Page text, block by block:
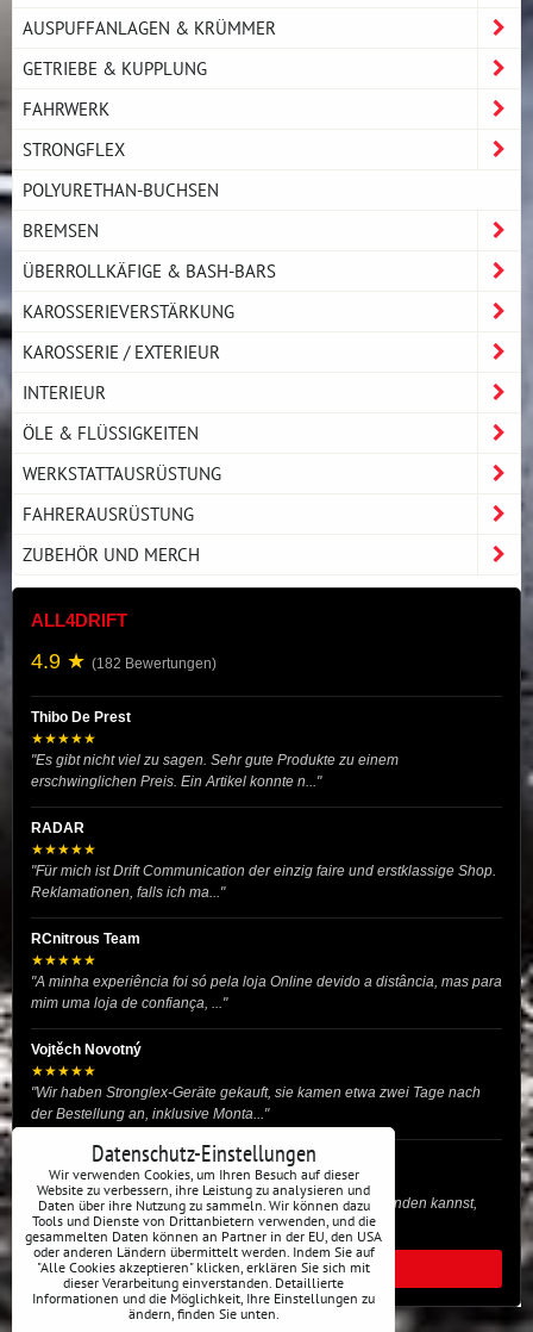
AUSPUFFANLAGEN & KRÜMMER
GETRIEBE & KUPPLUNG
FAHRWERK
STRONGFLEX
POLYURETHAN-BUCHSEN
BREMSEN
ÜBERROLLKÄFIGE & BASH-BARS
KAROSSERIEVERSTÄRKUNG
KAROSSERIE / EXTERIEUR
INTERIEUR
ÖLE & FLÜSSIGKEITEN
WERKSTATTAUSRÜSTUNG
FAHRERAUSRÜSTUNG
ZUBEHÖR UND MERCH
ALL4DRIFT
4.9 ★ (182 Bewertungen)
Thibo De Prest
★★★★★
"Es gibt nicht viel zu sagen. Sehr gute Produkte zu einem
erschwinglichen Preis. Ein Artikel konnte n..."
RADAR
★★★★★
"Für mich ist Drift Communication der einzig faire und erstklassige Shop.
Reklamationen, falls ich ma..."
RCnitrous Team
★★★★★
"A minha experiência foi só pela loja Online devido a distância, mas para
mim uma loja de confiança, ..."
Vojtěch Novotný
★★★★★
"Wir haben Stronglex-Geräte gekauft, sie kamen etwa zwei Tage nach
der Bestellung an, inklusive Monta..."
josef helmich
★★★★★
"Hier gibt es viele Dinge, die du für dein Drift-Auto verwenden kannst,
egal ob Profi oder für die St..."
ALLE BEWERTUNGEN
Datenschutz-Einstellungen
Wir verwenden Cookies, um Ihren Besuch auf dieser
Website zu verbessern, ihre Leistung zu analysieren und
Daten über ihre Nutzung zu sammeln. Wir können dazu
Tools und Dienste von Drittanbietern verwenden, und die
gesammelten Daten können an Partner in der EU, den USA
oder anderen Ländern übermittelt werden. Indem Sie auf
"Alle Cookies akzeptieren" klicken, erklären Sie sich mit
dieser Verarbeitung einverstanden. Detaillierte
Informationen und die Möglichkeit, Ihre Einstellungen zu
ändern, finden Sie unten.